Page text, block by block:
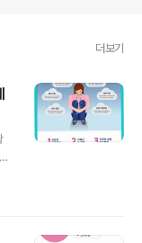
더보기